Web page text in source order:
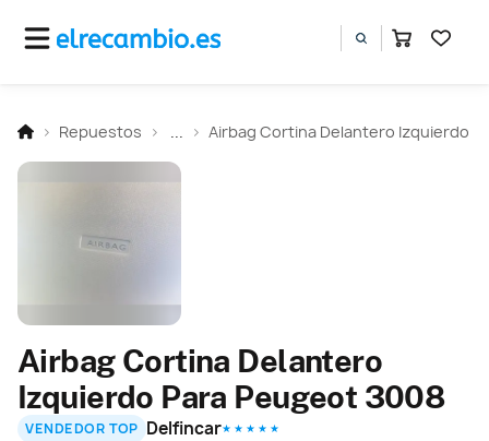
Repuestos Airbag Cortina Delantero Izquierdo
Airbag Cortina Delantero
Izquierdo Para Peugeot 3008
VENDEDOR TOP Delfincar★ ★ ★ ★ ★